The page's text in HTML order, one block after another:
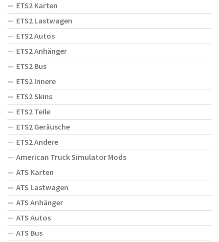
ETS2 Karten
ETS2 Lastwagen
ETS2 Autos
ETS2 Anhänger
ETS2 Bus
ETS2 Innere
ETS2 Skins
ETS2 Teile
ETS2 Geräusche
ETS2 Andere
American Truck Simulator Mods
ATS Karten
ATS Lastwagen
ATS Anhänger
ATS Autos
ATS Bus